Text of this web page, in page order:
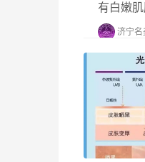
济宁名